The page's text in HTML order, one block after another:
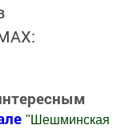
" Шешминская